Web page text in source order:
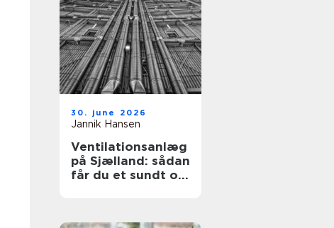
30. june 2026
Jannik Hansen
Ventilationsanlæg
på Sjælland: sådan
får du et sundt og